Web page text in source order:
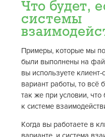
Что будет,
системы
Примеры, которые мы
были выполнены на
вы используете клиент-
вариант работы, то всё
так же при условии,
к системе
Когда вы работаете в